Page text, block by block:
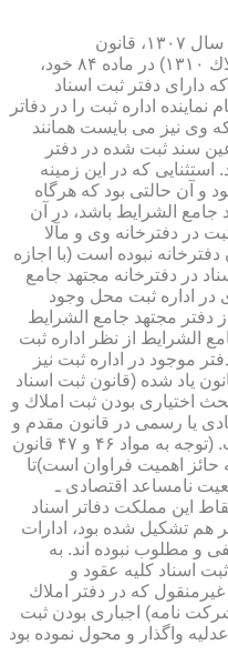
به تبعیت از قانون دفاتر اسناد رسمی سال ۱۳۰۷، قانون
جدیدالتصویب (قانون ثبت اسناد و املاك ۱۳۱۰) در ماده ۸۴ خود،
دارای دفتر ثبت اسناد
اداره ثبت را در دفاتر
وی نیز می بایست همانند
سند ثبت شده در دفتر
كه در این زمینه
مرقوم بود و آن حالتی بود كه هرگاه
الشرایط باشد، در آن
در دفترخانه وی و مآلا
نبوده است (با اجازه
در دفترخانه مجتهد جامع
در اداره ثبت محل وجود
مجتهد جامع الشرایط
الشرایط از نظر اداره ثبت
موجود در اداره ثبت نیز
یاد شده (قانون ثبت اسناد
داشت، بحث اختیاری بودن ثبت املاك و
یا رسمی در قانون مقدم و
اجباری شدن آن در قانون موخر است. (توجه به مواد ۴۶ و ۴۷ قانون
در این زمینه حائز اهمیت فراوان است)تا
نامساعد اقتصادی ـ
این مملكت دفاتر اسناد
هم تشكیل شده بود، ادارات
و مطلوب نبوده اند. به
جهت قانونگذار در دو مورد (۱ـ ثبت اسناد كلیه عقود و
كه در دفتر املاك
و شركت نامه) اجباری بودن ثبت
واگذار و محول نموده بود